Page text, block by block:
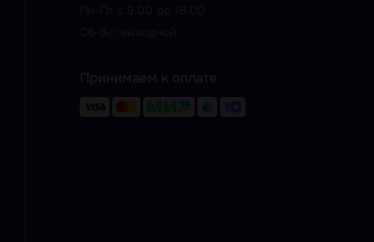
Принимаем к оплате